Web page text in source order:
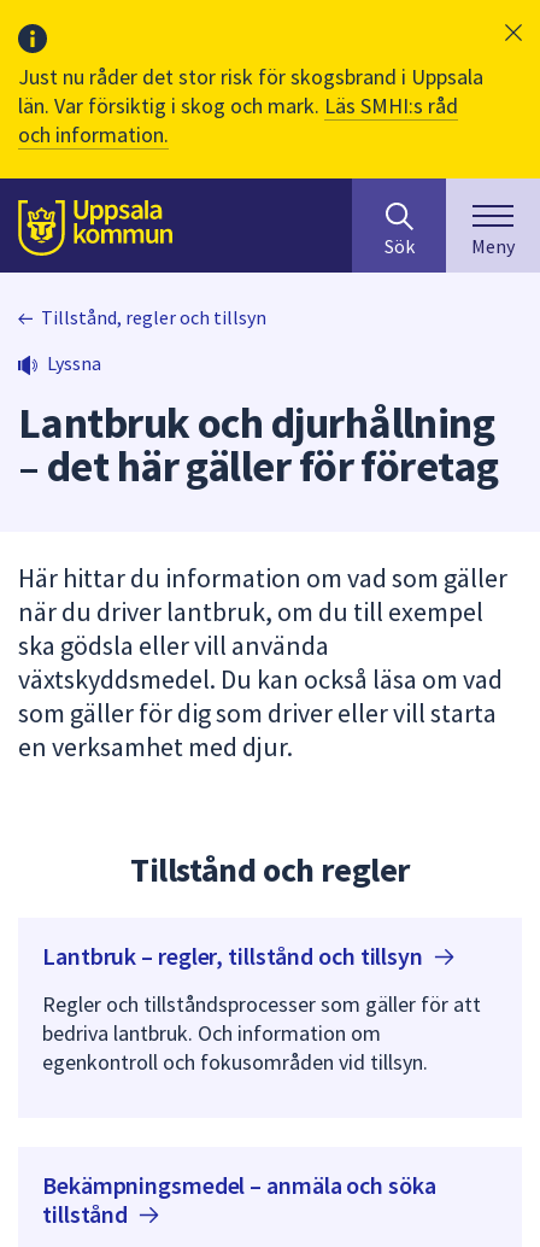
Just nu råder det stor risk för skogsbrand i Uppsala
län. Var försiktig i skog och mark. Läs SMHI:s råd
och information.
Till sidans
huvudinnehåll
efter
innehåll
på
skriva
sökfältet
att
presenteras
under
Använd
piltangenterna
sökförslagen
och
för
att
välja
något
av
Sök Meny
Tillstånd, regler och tillsyn
Lyssna
Lantbruk och djurhållning
– det här gäller för företag
Här hittar du information om vad som gäller
när du driver lantbruk, om du till exempel
ska gödsla eller vill använda
växtskyddsmedel. Du kan också läsa om vad
som gäller för dig som driver eller vill starta
en verksamhet med djur.
Tillstånd och regler
Lantbruk – regler, tillstånd och tillsyn
Regler och tillståndsprocesser som gäller för att
bedriva lantbruk. Och information om
egenkontroll och fokusområden vid tillsyn.
Bekämpningsmedel – anmäla och söka
tillstånd